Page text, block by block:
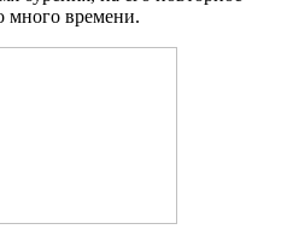
много времени.